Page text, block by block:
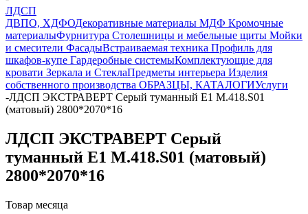
ЛДСП
ДВПО, ХДФОДекоративные материалы МДФ Кромочные
материалыФурнитура Столешницы и мебельные щиты Мойки
и смесители ФасадыВстраиваемая техника Профиль для
шкафов-купе Гардеробные системыКомплектующие для
кровати Зеркала и СтеклаПредметы интерьера Изделия
собственного производства ОБРАЗЦЫ, КАТАЛОГИУслуги
-ЛДСП ЭКСТРАВЕРТ Серый туманный Е1 М.418.S01
(матовый) 2800*2070*16
ЛДСП ЭКСТРАВЕРТ Серый
туманный Е1 М.418.S01 (матовый)
2800*2070*16
Товар месяца